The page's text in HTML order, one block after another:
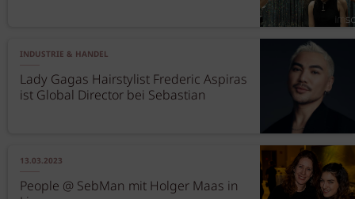
INDUSTRIE & HANDEL
Lady Gagas Hairstylist Frederic Aspiras
ist Global Director bei Sebastian
13.03.2023
People @ SebMan mit Holger Maas in